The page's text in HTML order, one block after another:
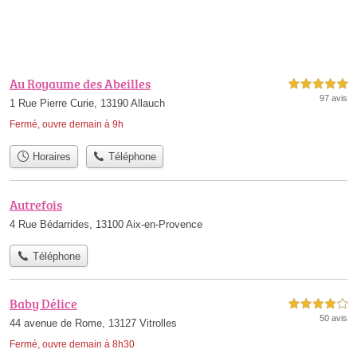
Au Royaume des Abeilles
1 Rue Pierre Curie, 13190 Allauch
Fermé, ouvre demain à 9h
5,0 étoiles sur 5
97 avis
Horaires Téléphone
Autrefois
4 Rue Bédarrides, 13100 Aix-en-Provence
Téléphone
Baby Délice
44 avenue de Rome, 13127 Vitrolles
Fermé, ouvre demain à 8h30
4,0 étoiles sur 5
50 avis